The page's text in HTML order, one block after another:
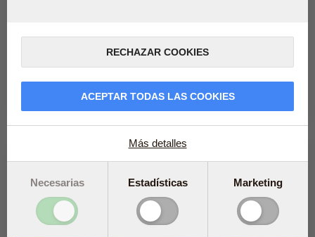
28 de mayo de 2026
El mineral olvidado del que depende tu equilibrio mental Es
importante consumir suficiente magnesio, ya que este mineral
RECHAZAR COOKIES
ACEPTAR TODAS LAS COOKIES
Más detalles
Necesarias Estadísticas Marketing